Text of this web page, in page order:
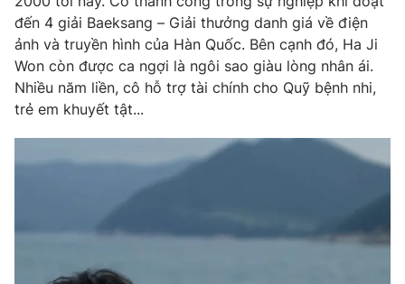
Email:
toasoan@vtv.vn
Liên hệ quảng cáo:024-7300.7108
đến 4 giải Baeksang – Giải thưởng danh giá về điện
ảnh và truyền hình của Hàn Quốc. Bên cạnh đó, Ha Ji
Won còn được ca ngợi là ngôi sao giàu lòng nhân ái.
Nhiều năm liền, cô hỗ trợ tài chính cho Quỹ bệnh nhi,
trẻ em khuyết tật...